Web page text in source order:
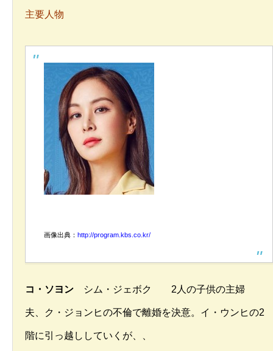
主要人物
画像出典： http://program.kbs.co.kr/
コ・ソヨン シム・ジェボク 2人の子供の主婦
夫、ク・ジョンヒの不倫で離婚を決意。イ・ウンヒの2
階に引っ越ししていくが、、